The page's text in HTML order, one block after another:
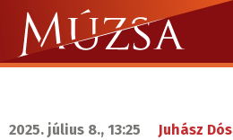
Ugrás
tartalomra
Múzsa.sk
navigáció
2025. július 8., 13:25 Juhász